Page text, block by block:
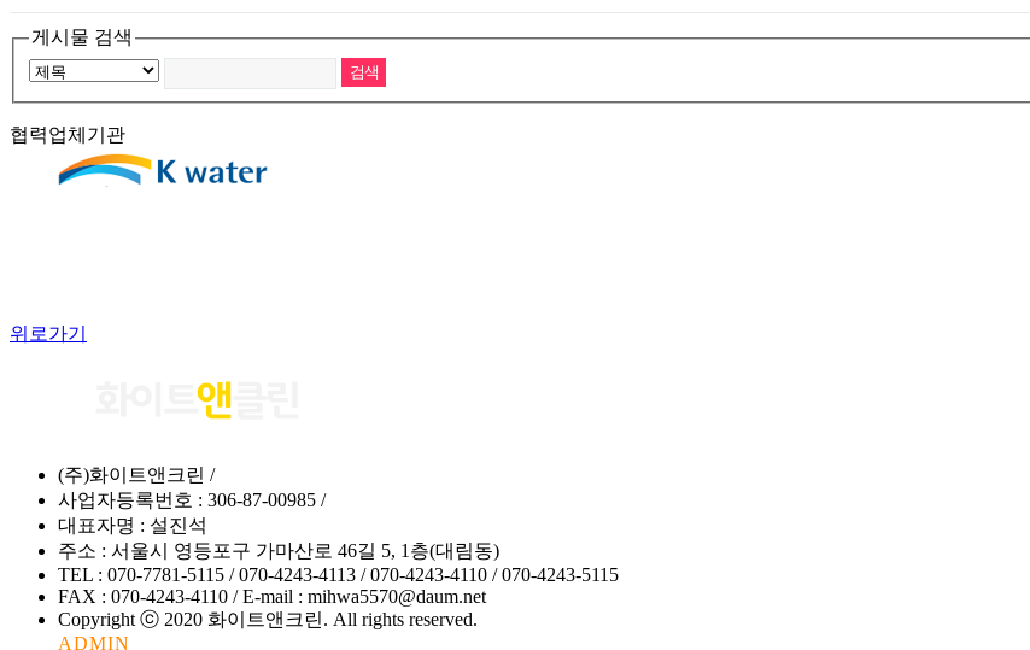
게시물 검색
협력업체기관
위로가기
(주)화이트앤크린 /
사업자등록번호 : 306-87-00985 /
대표자명 : 설진석
주소 : 서울시 영등포구 가마산로 46길 5, 1층(대림동)
TEL : 070-7781-5115 / 070-4243-4113 / 070-4243-4110 / 070-4243-5115
FAX : 070-4243-4110 / E-mail : mihwa5570@daum.net
Copyright ⓒ 2020 화이트앤크린. All rights reserved.
ADMIN